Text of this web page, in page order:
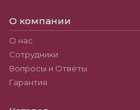
О компании
О нас
Сотрудники
Вопросы и Ответы
Гарантия